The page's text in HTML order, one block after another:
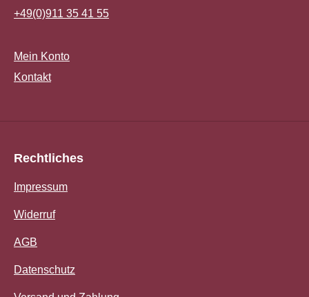
+49(0)911 35 41 55
Mein Konto
Kontakt
Rechtliches
Impressum
Widerruf
AGB
Datenschutz